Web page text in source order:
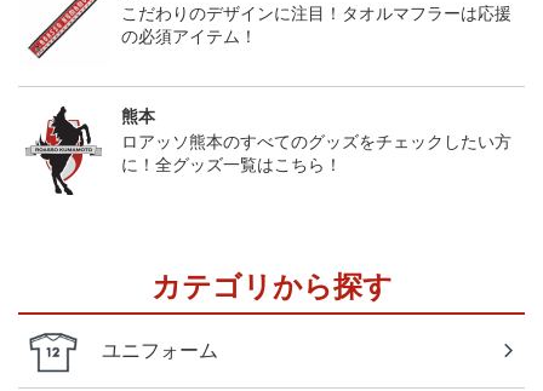
こだわりのデザインに注目！タオルマフラーは応援
の必須アイテム！
熊本
ロアッソ熊本のすべてのグッズをチェックしたい方
に！全グッズ一覧はこちら！
カテゴリから探す
ユニフォーム